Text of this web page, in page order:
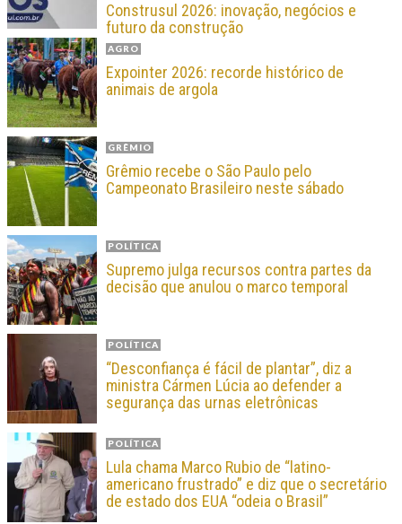
Construsul 2026: inovação, negócios e
futuro da construção
AGRO
Expointer 2026: recorde histórico de
animais de argola
GRÊMIO
Grêmio recebe o São Paulo pelo
Campeonato Brasileiro neste sábado
POLÍTICA
Supremo julga recursos contra partes da
decisão que anulou o marco temporal
POLÍTICA
“Desconfiança é fácil de plantar”, diz a
ministra Cármen Lúcia ao defender a
segurança das urnas eletrônicas
POLÍTICA
Lula chama Marco Rubio de “latino-
americano frustrado” e diz que o secretário
de estado dos EUA “odeia o Brasil”